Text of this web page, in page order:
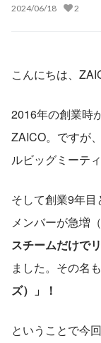
2024/06/18 2
こんにちは、
2016年の創業時
ZAICO。ですが
ルビッグミーテ
そして創業9年
メンバーが急増
スチームだけで
ました。その名も
ズ）」！
ということで今